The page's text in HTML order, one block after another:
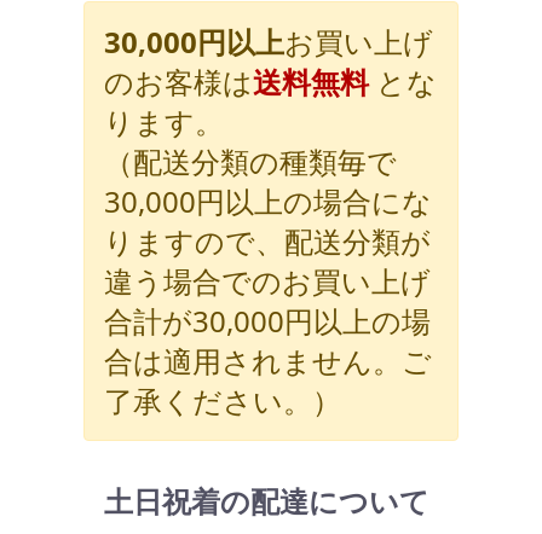
30,000円以上お買い上げ
のお客様は送料無料とな
ります。
（配送分類の種類毎で
30,000円以上の場合にな
りますので、配送分類が
違う場合でのお買い上げ
合計が30,000円以上の場
合は適用されません。ご
了承ください。）
土日祝着の配達について